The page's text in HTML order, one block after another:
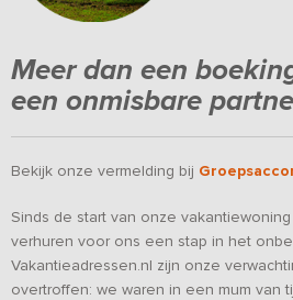
Meer dan een
een onmisbare
Bekijk onze vermelding bij
Sinds de start van onze
verhuren voor ons een stap in het
Vakantieadressen.nl zijn onze
overtroffen: we waren in een mum van